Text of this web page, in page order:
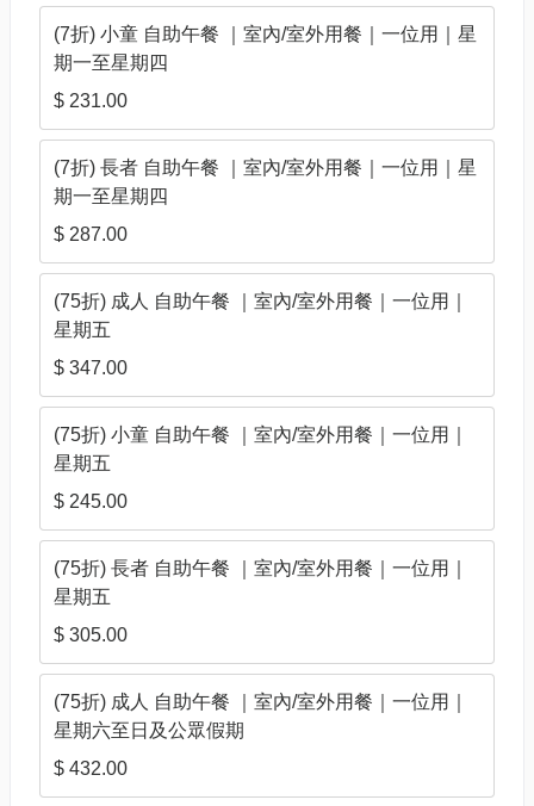
(7折) 小童 自助午餐 ｜室內/室外用餐｜一位用｜星
期一至星期四
$ 231.00
(7折) 長者 自助午餐 ｜室內/室外用餐｜一位用｜星
期一至星期四
$ 287.00
(75折) 成人 自助午餐 ｜室內/室外用餐｜一位用｜
星期五
$ 347.00
(75折) 小童 自助午餐 ｜室內/室外用餐｜一位用｜
星期五
$ 245.00
(75折) 長者 自助午餐 ｜室內/室外用餐｜一位用｜
星期五
$ 305.00
(75折) 成人 自助午餐 ｜室內/室外用餐｜一位用｜
星期六至日及公眾假期
$ 432.00